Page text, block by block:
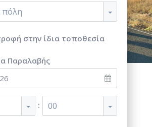
πόλη
στην ίδια τοποθεσία
Παραλαβής
: 00